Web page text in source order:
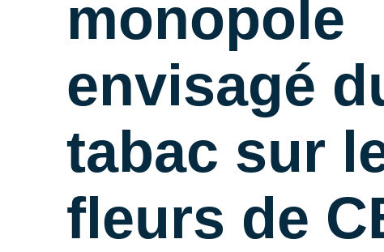
monopole
envisagé
tabac sur
fleurs de